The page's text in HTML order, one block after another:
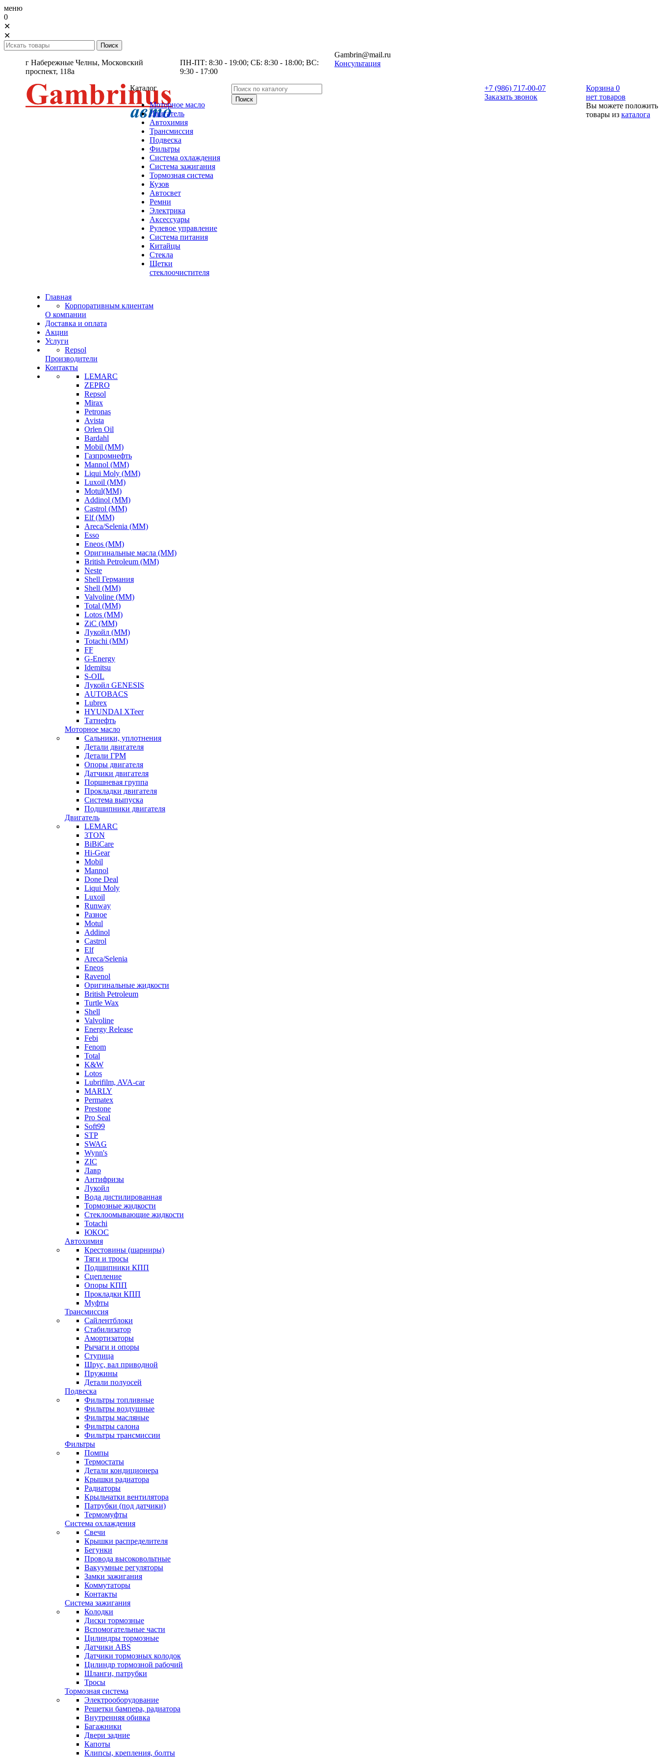
меню
0
✕
✕
г Набережные Челны, Московский
проспект, 118а
ПН-ПТ: 8:30 - 19:00; СБ: 8:30 - 18:00; ВС:
9:30 - 17:00
Gambrin@mail.ru
Консультация
Каталог
Моторное масло
Двигатель
Автохимия
Трансмиссия
Подвеска
Фильтры
Система охлаждения
Система зажигания
Тормозная система
Кузов
Автосвет
Ремни
Электрика
Аксессуары
Рулевое управление
Система питания
Китайцы
Стекла
Щетки
стеклоочистителя
+7 (986) 717-00-07
Заказать звонок
Корзина 0
нет товаров
Вы можете положить
товары из каталога
Главная
Корпоративным клиентам
О компании
Доставка и оплата
Акции
Услуги
Repsol
Производители
Контакты
LEMARC
ZEPRO
Repsol
Mirax
Petronas
Avista
Orlen Oil
Bardahl
Mobil (ММ)
Газпромнефть
Mannol (ММ)
Liqui Moly (ММ)
Luxoil (ММ)
Motul(ММ)
Addinol (ММ)
Castrol (ММ)
Elf (ММ)
Areca/Selenia (ММ)
Esso
Eneos (ММ)
Оригинальные масла (ММ)
British Petroleum (ММ)
Neste
Shell Германия
Shell (ММ)
Valvoline (ММ)
Total (ММ)
Lotos (ММ)
ZiC (ММ)
Лукойл (ММ)
Totachi (MM)
FF
G-Energy
Idemitsu
S-OIL
Лукойл GENESIS
AUTOBACS
Lubrex
HYUNDAI XTeer
Татнефть
Моторное масло
Сальники, уплотнения
Детали двигателя
Детали ГРМ
Опоры двигателя
Датчики двигателя
Поршневая группа
Прокладки двигателя
Система выпуска
Подшипники двигателя
Двигатель
LEMARC
3TON
BiBiCare
Hi-Gear
Mobil
Mannol
Done Deal
Liqui Moly
Luxoil
Runway
Разное
Motul
Addinol
Castrol
Elf
Areca/Selenia
Eneos
Ravenol
Оригинальные жидкости
British Petroleum
Turtle Wax
Shell
Valvoline
Energy Release
Febi
Fenom
Total
K&W
Lotos
Lubrifilm, AVA-car
MARLY
Permatex
Prestone
Pro Seal
Soft99
STP
SWAG
Wynn's
ZIC
Лавр
Антифризы
Лукойл
Вода дистилированная
Тормозные жидкости
Стеклоомывающие жидкости
Totachi
ЮКОС
Автохимия
Крестовины (шарниры)
Тяги и тросы
Подшипники КПП
Сцепление
Опоры КПП
Прокладки КПП
Муфты
Трансмиссия
Сайлентблоки
Стабилизатор
Амортизаторы
Рычаги и опоры
Ступица
Шрус, вал приводной
Пружины
Детали полуосей
Подвеска
Фильтры топливные
Фильтры воздушные
Фильтры масляные
Фильтры салона
Фильтры трансмиссии
Фильтры
Помпы
Термостаты
Детали кондиционера
Крышки радиатора
Радиаторы
Крыльчатки вентилятора
Патрубки (под датчики)
Термомуфты
Система охлаждения
Свечи
Крышки распределителя
Бегунки
Провода высоковольтные
Вакуумные регуляторы
Замки зажигания
Коммутаторы
Контакты
Система зажигания
Колодки
Диски тормозные
Вспомогательные части
Цилиндры тормозные
Датчики ABS
Датчики тормозных колодок
Цилиндр тормозной рабочий
Шланги, патрубки
Тросы
Тормозная система
Электрооборудование
Решетки бампера, радиатора
Внутренняя обивка
Багажники
Двери задние
Капоты
Клипсы, крепления, болты